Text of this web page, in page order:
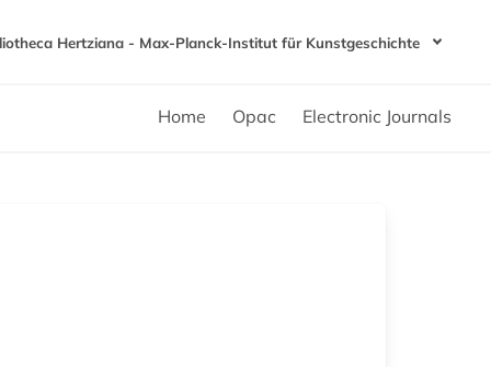
Hertziana - Max-Planck-Institut für Kunstgeschichte
Home Opac Electronic Journals